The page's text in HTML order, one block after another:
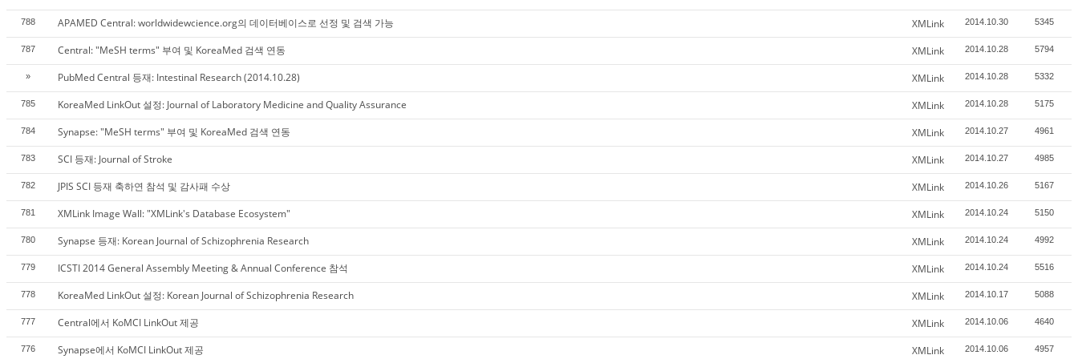
788 APAMED Central: worldwidewcience.org의 데이터베이스로 선정 및 검색 가능 XMLink 2014.10.30 5345
787 Central: "MeSH terms" 부여 및 KoreaMed 검색 연동 XMLink 2014.10.28 5794
» PubMed Central 등재: Intestinal Research (2014.10.28) XMLink 2014.10.28 5332
785 KoreaMed LinkOut 설정: Journal of Laboratory Medicine and Quality Assurance XMLink 2014.10.28 5175
784 Synapse: "MeSH terms" 부여 및 KoreaMed 검색 연동 XMLink 2014.10.27 4961
783 SCI 등재: Journal of Stroke XMLink 2014.10.27 4985
782 JPIS SCI 등재 축하연 참석 및 감사패 수상 XMLink 2014.10.26 5167
781 XMLink Image Wall: "XMLink's Database Ecosystem" XMLink 2014.10.24 5150
780 Synapse 등재: Korean Journal of Schizophrenia Research XMLink 2014.10.24 4992
779 ICSTI 2014 General Assembly Meeting & Annual Conference 참석 XMLink 2014.10.24 5516
778 KoreaMed LinkOut 설정: Korean Journal of Schizophrenia Research XMLink 2014.10.17 5088
777 Central에서 KoMCI LinkOut 제공 XMLink 2014.10.06 4640
776 Synapse에서 KoMCI LinkOut 제공 XMLink 2014.10.06 4957